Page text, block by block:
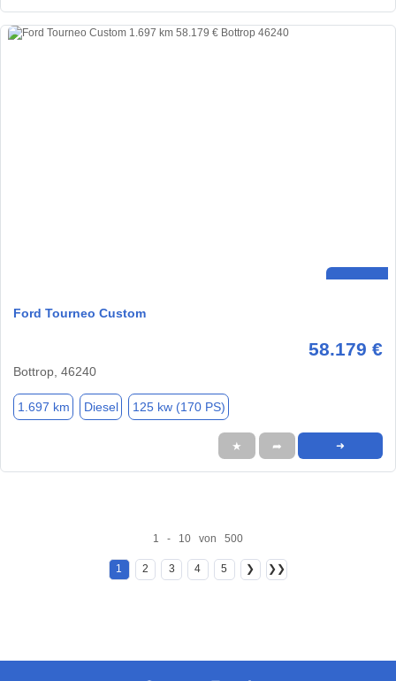
Ford Tourneo Custom
58.179 €
Bottrop, 46240
1.697 km Diesel 125 kw (170 PS)
★ ➦ ➜
1 - 10 von 500
1 2 3 4 5 ❯ ❯❯